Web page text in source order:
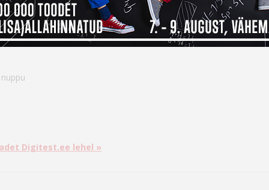
ning domineeri virtuaalseid lahinguvälju. Parthica klaviatuur
rakendustele ning muuda isegi klaviatuuri taustvalgustust
Digitest.ee lehel »